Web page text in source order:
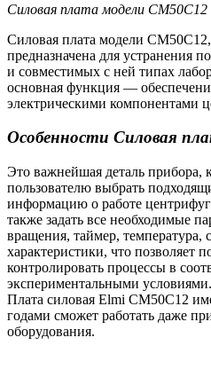
Силовая плата модели CM50C12
Силовая плата модели
предназначена для устранения
и совместимых с ней типах
основная функция —
электрическими компонентами
Особенности Силовая
Это важнейшая деталь прибора,
пользователю выбрать
информацию о работе
также задать все необходимые
вращения, таймер, температура,
характеристики, что позволяет
контролировать процессы в
экспериментальными условиями.
Плата силовая Elmi CM50C12
годами сможет работать даже
оборудования.